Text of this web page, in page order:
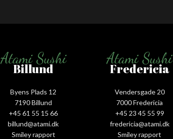
Atami Sushi
Billund
Byens Plads 12
7190 Billund
+45 61 55 15 66‬
billund@atami.dk
Smiley rapport
Atami Sushi
Fredericia
Vendersgade 20
7000 Fredericia
+45 23 45 55 99
fredericia@atami.dk
Smiley rapport